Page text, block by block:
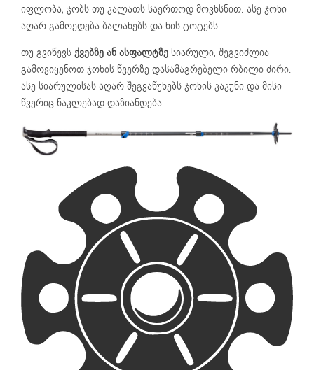
იფლობა, ჯობს თუ კალათს საერთოდ მოვხსნით. ასე ჯოხი
აღარ გამოედება ბალახებს და ხის ტოტებს.
თუ გვიწევს ქვებზე ან ასფალტზე სიარული, შეგვიძლია
გამოვიყენოთ ჯოხის წვერზე დასამაგრებელი რბილი ძირი.
ასე სიარულისას აღარ შეგვაწუხებს ჯოხის კაკუნი და მისი
წვერიც ნაკლებად დაზიანდება.